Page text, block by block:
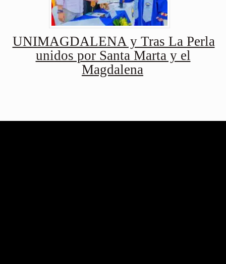
UNIMAGDALENA y Tras La Perla
unidos por Santa Marta y el
Magdalena